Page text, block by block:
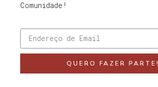
Comunidade!
QUERO FAZER PARTE!